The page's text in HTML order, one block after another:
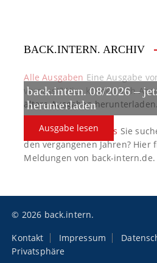
back.intern. 08/2026 –
herunterladen
Ausgabe lesen
BACK.INTERN. ARCHIV
Alle Ausgaben Eine Ausgabe
verpasst? Hier können sich
ältere Ausgaben herunterladen.
back.intern. Top-News Sie
den vergangenen Jahren? Hier
Meldungen von back-intern.de.
© 2026 back.intern.
Kontakt
Impressum
Privatsphäre